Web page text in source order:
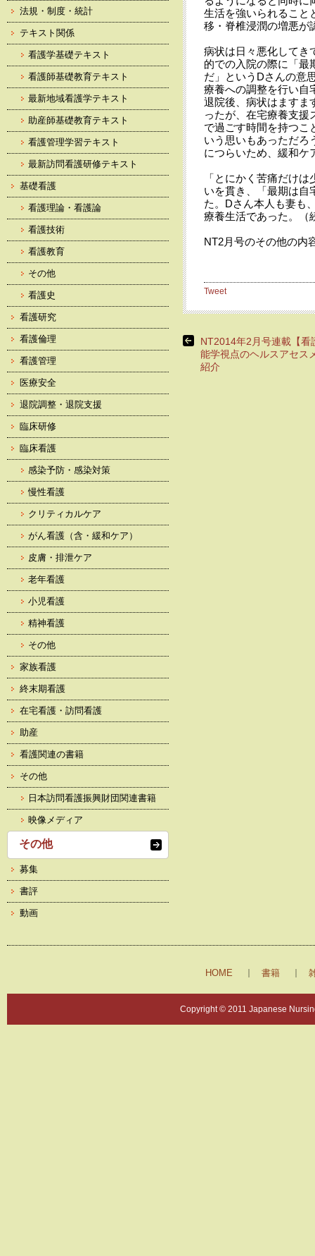
生活を強いられること
移・脊椎浸潤の増悪が
病状は日々悪化してき
的での入院の際に「最
だ」というDさんの意
療養への調整を行い自
退院後、病状はますま
ったが、在宅療養支援
で過ごす時間を持つこ
いう思いもあっただろ
につらいため、緩和ケ
「とにかく苦痛だけ
いを貫き、「最期は自
た。Dさん本人も妻も
療養生活であった。（
NT2月号のその他の内
Tweet
NT2014年2月号連載【看
能学視点のヘルスアセス
紹介
法規・制度・統計
テキスト関係
看護学基礎テキスト
看護師基礎教育テキスト
最新地域看護学テキスト
助産師基礎教育テキスト
看護管理学習テキスト
最新訪問看護研修テキスト
基礎看護
看護理論・看護論
看護技術
看護教育
その他
看護史
看護研究
看護倫理
看護管理
医療安全
退院調整・退院支援
臨床研修
臨床看護
感染予防・感染対策
慢性看護
クリティカルケア
がん看護（含・緩和ケア）
皮膚・排泄ケア
老年看護
小児看護
精神看護
その他
家族看護
終末期看護
在宅看護・訪問看護
助産
看護関連の書籍
その他
日本訪問看護振興財団関連書籍
映像メディア
その他
募集
書評
動画
HOME 書籍
Copyright © 2011 Japanese